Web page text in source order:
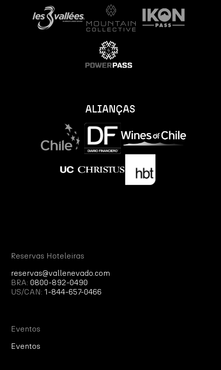
ALIANÇAS
Reservas Hoteleiras
reservas@vallenevado.com
BRA:0800-892-0490
US/CAN:1-844-657-0466
Eventos
Eventos